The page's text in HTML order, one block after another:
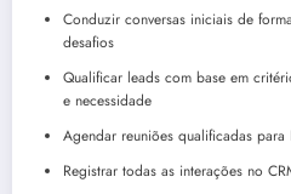
Conduzir conversas iniciais de
desafios
Qualificar leads com base em
e necessidade
Agendar reuniões qualificadas
Registrar todas as interações no